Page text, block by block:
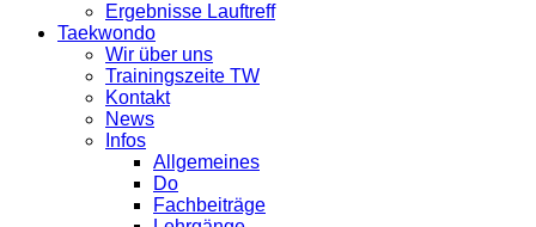
Ergebnisse Lauftreff
Taekwondo
Wir über uns
Trainingszeite TW
Kontakt
News
Infos
Allgemeines
Do
Fachbeiträge